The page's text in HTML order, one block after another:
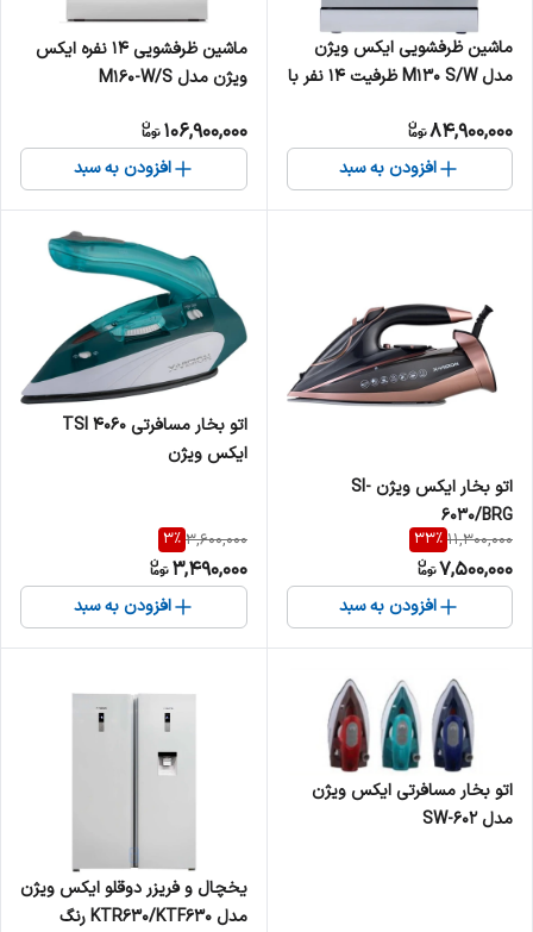
ماشین ظرفشویی ایکس ویژن
مدل M130 S/W ظرفیت ۱۴ نفر با
84,900,000
افزودن به سبد
ماشین ظرفشویی ۱۴ نفره ایکس
ویژن مدل M160-W/S
106,900,000
افزودن به سبد
اتو بخار ایکس ویژن SI-
6030/BRG
11,300,000
33%
7,500,000
افزودن به سبد
اتو بخار مسافرتی TSI 4060
ایکس ویژن
3,600,000
3%
3,490,000
افزودن به سبد
اتو بخار مسافرتی ایکس ویژن
مدل SW-602
یخچال و فریزر دوقلو ایکس ویژن
مدل KTR630/KTF630 رنگ